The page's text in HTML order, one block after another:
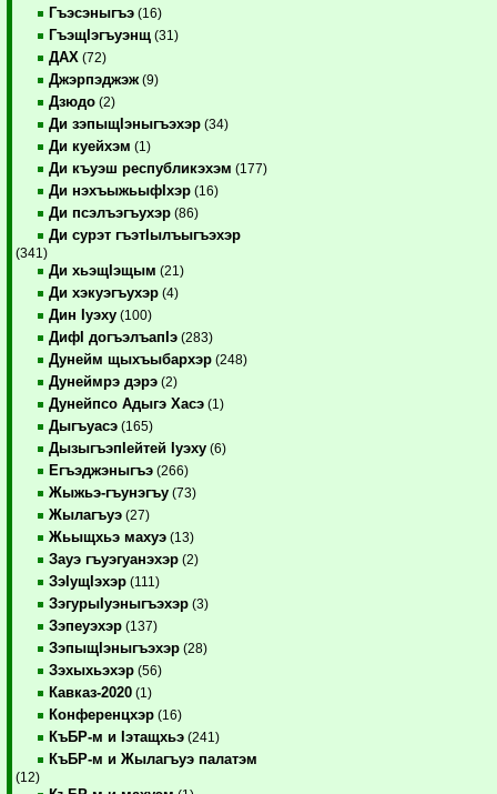
Гъэсэныгъэ (16)
ГъэщIэгъуэнщ (31)
ДАХ (72)
Джэрпэджэж (9)
Дзюдо (2)
Ди зэпыщIэныгъэхэр (34)
Ди куейхэм (1)
Ди къуэш республикэхэм (177)
Ди нэхъыжьыфIхэр (16)
Ди псэлъэгъухэр (86)
Ди сурэт гъэтIылъыгъэхэр
(341)
Ди хьэщIэщым (21)
Ди хэкуэгъухэр (4)
Дин Iуэху (100)
ДифI догъэлъапIэ (283)
Дунейм щыхъыбархэр (248)
Дунеймрэ дэрэ (2)
Дунейпсо Адыгэ Хасэ (1)
Дыгъуасэ (165)
ДызыгъэпIейтей Iуэху (6)
Егъэджэныгъэ (266)
Жыжьэ-гъунэгъу (73)
Жылагъуэ (27)
Жьыщхьэ махуэ (13)
Зауэ гъуэгуанэхэр (2)
ЗэIущIэхэр (111)
ЗэгурыIуэныгъэхэр (3)
Зэпеуэхэр (137)
ЗэпыщIэныгъэхэр (28)
Зэхыхьэхэр (56)
Кавказ-2020 (1)
Конференцхэр (16)
КъБР-м и Iэтащхьэ (241)
КъБР-м и Жылагъуэ палатэм
(12)